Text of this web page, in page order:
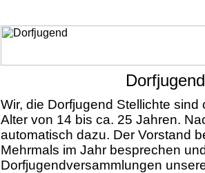
Wir, die Dorfjugend Stellichte
Alter von 14 bis ca. 25 Jahren.
automatisch dazu. Der Vorstand
Mehrmals im Jahr besprechen
Dorfjugendversammlungen